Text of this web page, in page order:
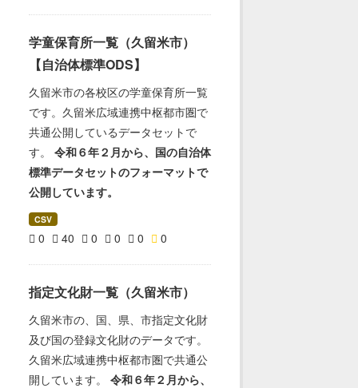
学童保育所一覧（久留米市）
【自治体標準ODS】
久留米市の各校区の学童保育所一覧
です。久留米広域連携中枢都市圏で
共通公開しているデータセットで
す。 令和６年２月から、国の自治体
標準データセットのフォーマットで
公開しています。
CSV
0 40 0 0 0 0
指定文化財一覧（久留米市）
久留米市の、国、県、市指定文化財
及び国の登録文化財のデータです。
久留米広域連携中枢都市圏で共通公
開しています。 令和６年２月から、